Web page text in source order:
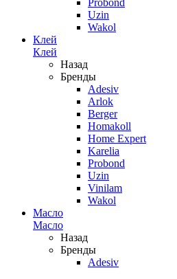
Probond
Uzin
Wakol
Клей
Клей
Назад
Бренды
Adesiv
Arlok
Berger
Homakoll
Home Expert
Karelia
Probond
Uzin
Vinilam
Wakol
Масло
Масло
Назад
Бренды
Adesiv